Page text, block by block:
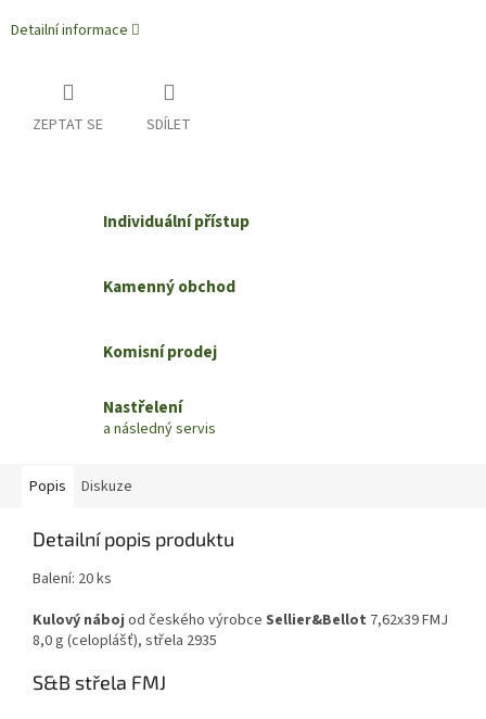
Detailní informace
ZEPTAT SE SDÍLET
Individuální přístup
Kamenný obchod
Komisní prodej
Nastřelení
a následný servis
Popis Diskuze
Detailní popis produktu
Balení: 20 ks
Kulový náboj od českého výrobce Sellier&Bellot 7,62x39 FMJ
8,0 g (celoplášť), střela 2935
S&B střela FMJ